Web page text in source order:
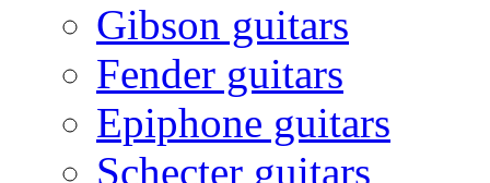
Gibson guitars
Fender guitars
Epiphone guitars
Schecter guitars